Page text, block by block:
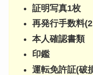
証明写真1枚
再発行手数料
本人確認書類
印鑑
運転免許証(破